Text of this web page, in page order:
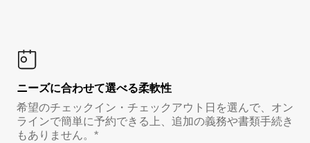
ニーズに合わせて選べる柔軟性
希望のチェックイン・チェックアウト日を選んで、オン
ラインで簡単に予約できる上、追加の義務や書類手続き
もありません。*